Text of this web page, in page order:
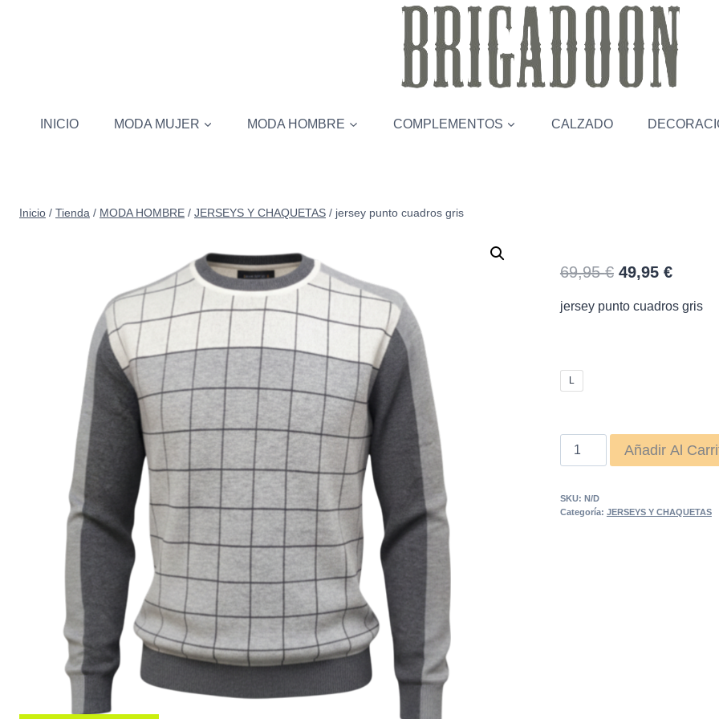
INICIO MODA MUJER MODA HOMBRE COMPLEMENTOS CALZADO
Inicio / Tienda / MODA HOMBRE / JERSEYS Y CHAQUETAS / jersey punto cuadros gris
69,95€ El
original
49,95 €El
actual
jersey punto cuadros gris
L
jersey
punto
gris
Añadir Al
SKU: N/D
Categoría: JERSEYS Y CHAQUETAS